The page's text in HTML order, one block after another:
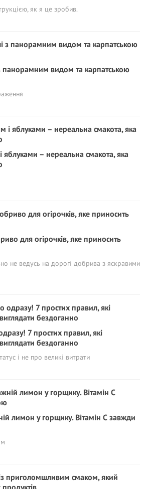
як я це зробив.
панорамним видом та карпатською
– нереальна смакота, яка
для огірочків, яке приносить
не ведусь на дорогі добрива з яскравими
7 простих правил, які
бездоганно
і не про великі витрати
лимон у горщику. Вітaмiн С завжди